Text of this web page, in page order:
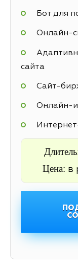
Бот для
Онлайн-
сайта
Cайт-
Онлайн-
Цена: в